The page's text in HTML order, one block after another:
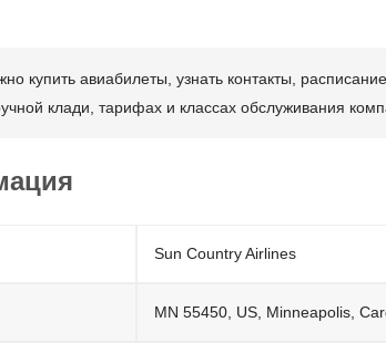
авиабилеты, узнать контакты,
клади, тарифах и классах обслуживания
Sun Country Airlines
MN 55450, US, Minneapolis,